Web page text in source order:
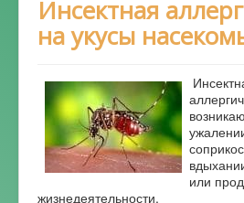
Симптомы
Диагностика
Лечение
Советы врача
Альтернативная медицина
Инсектная
на укусы
или
жизнедеятельности.